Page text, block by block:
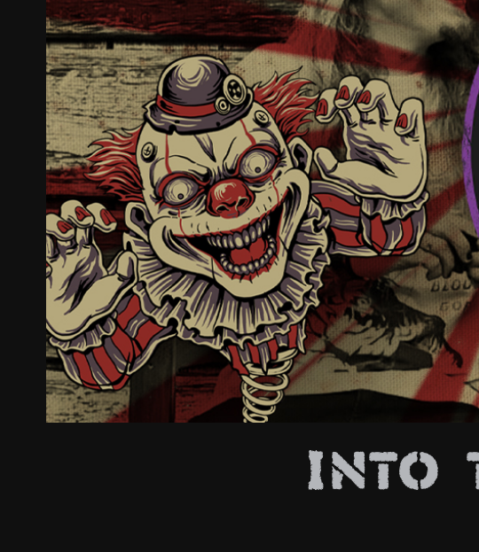
News
Info
Media
ZUM SHOP
Kontakt
BARRIEREFREIHEIT ONLINE
Rückblicke
Galerien
Into